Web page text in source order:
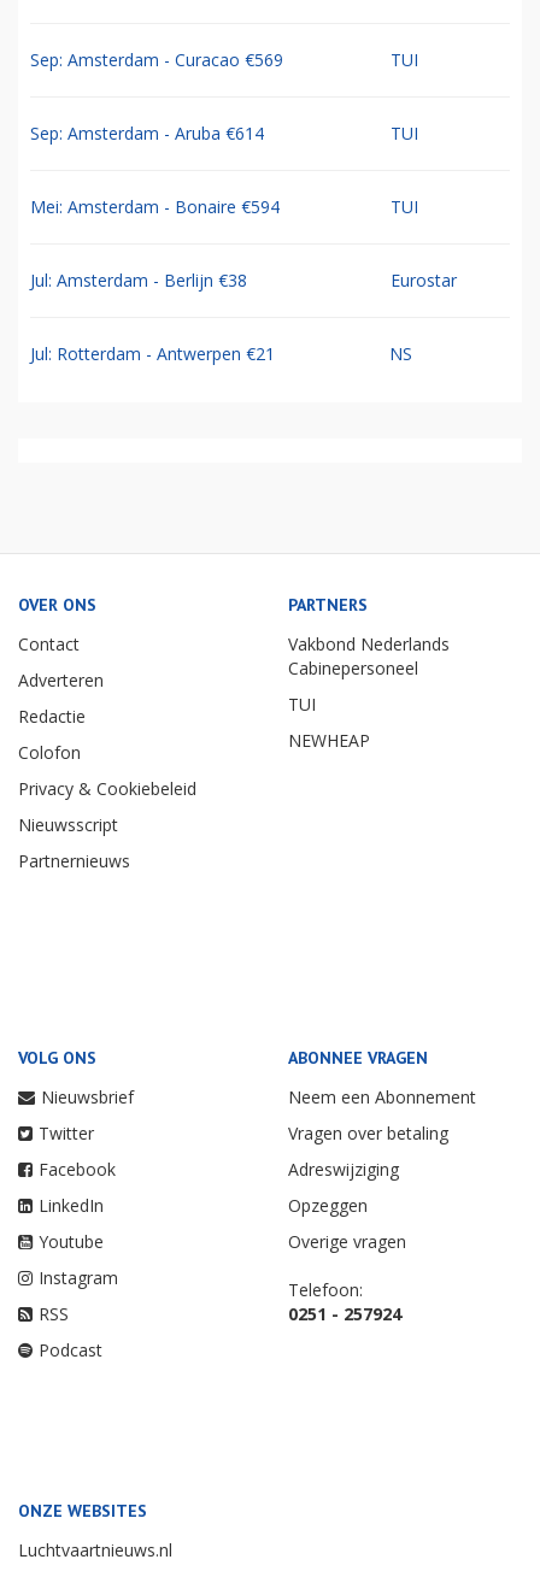
Sep: Amsterdam - Curacao €569 TUI
Sep: Amsterdam - Aruba €614 TUI
Mei: Amsterdam - Bonaire €594 TUI
Jul: Amsterdam - Berlijn €38 Eurostar
Jul: Rotterdam - Antwerpen €21 NS
OVER ONS
Contact
Adverteren
Redactie
Colofon
Privacy & Cookiebeleid
Nieuwsscript
Partnernieuws
PARTNERS
Vakbond Nederlands
Cabinepersoneel
TUI
NEWHEAP
VOLG ONS
Nieuwsbrief
Twitter
Facebook
LinkedIn
Youtube
Instagram
RSS
Podcast
ABONNEE VRAGEN
Neem een Abonnement
Vragen over betaling
Adreswijziging
Opzeggen
Overige vragen
Telefoon:
0251 - 257924
ONZE WEBSITES
Luchtvaartnieuws.nl